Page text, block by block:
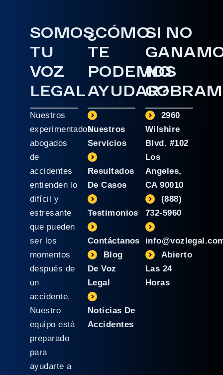
SOMOS
TU
VOZ
LEGAL
Nuestros
experimentados
abogados
de
accidentes
entienden lo
difícil y
estresante
que pueden
ser los
momentos
después de
un
accidente.
Nuestro
equipo está
preparado
para
ayudarte a
¿CÓMO
TE
PODEMOS
AYUDAR?
Nuestros
Servicios
Resultados
De Casos
Testimonios
Contáctanos
Blog
De Voz
Legal
Noticias De
Accidentes
SI NO
NO
2960
Wilshire
Blvd. #102
Los
Angeles,
CA 90010
(888)
732-5960
Abierto
Las 24
Horas